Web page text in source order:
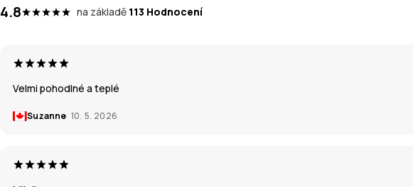
4.8 na základě 113 Hodnocení
Velmi pohodlné a teplé
Suzanne 10. 5. 2026